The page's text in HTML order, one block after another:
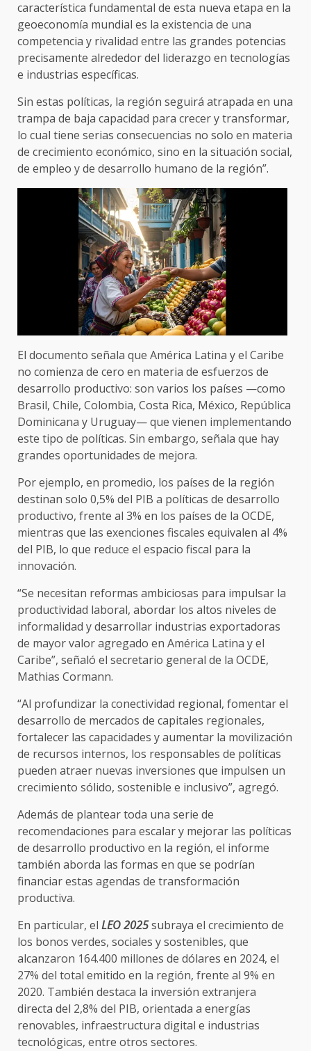
característica fundamental de esta nueva etapa en la
geoeconomía mundial es la existencia de una
competencia y rivalidad entre las grandes potencias
precisamente alrededor del liderazgo en tecnologías
e industrias específicas.
Sin estas políticas, la región seguirá atrapada en una
trampa de baja capacidad para crecer y transformar,
lo cual tiene serias consecuencias no solo en materia
de crecimiento económico, sino en la situación social,
de empleo y de desarrollo humano de la región”.
El documento señala que América Latina y el Caribe
no comienza de cero en materia de esfuerzos de
desarrollo productivo: son varios los países —como
Brasil, Chile, Colombia, Costa Rica, México, República
Dominicana y Uruguay— que vienen implementando
este tipo de políticas. Sin embargo, señala que hay
grandes oportunidades de mejora.
Por ejemplo, en promedio, los países de la región
destinan solo 0,5% del PIB a políticas de desarrollo
productivo, frente al 3% en los países de la OCDE,
mientras que las exenciones fiscales equivalen al 4%
del PIB, lo que reduce el espacio fiscal para la
innovación.
“Se necesitan reformas ambiciosas para impulsar la
productividad laboral, abordar los altos niveles de
informalidad y desarrollar industrias exportadoras
de mayor valor agregado en América Latina y el
Caribe”, señaló el secretario general de la OCDE,
Mathias Cormann.
“Al profundizar la conectividad regional, fomentar el
desarrollo de mercados de capitales regionales,
fortalecer las capacidades y aumentar la movilización
de recursos internos, los responsables de políticas
pueden atraer nuevas inversiones que impulsen un
crecimiento sólido, sostenible e inclusivo”, agregó.
Además de plantear toda una serie de
recomendaciones para escalar y mejorar las políticas
de desarrollo productivo en la región, el informe
también aborda las formas en que se podrían
financiar estas agendas de transformación
productiva.
En particular, el LEO 2025subraya el crecimiento de
los bonos verdes, sociales y sostenibles, que
alcanzaron 164.400 millones de dólares en 2024, el
27% del total emitido en la región, frente al 9% en
2020. También destaca la inversión extranjera
directa del 2,8% del PIB, orientada a energías
renovables, infraestructura digital e industrias
tecnológicas, entre otros sectores.